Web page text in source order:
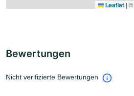
Leaflet | ©
Bewertungen
Nicht verifizierte Bewertungen